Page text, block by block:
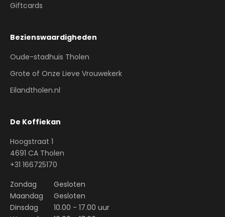
Giftcards
Bezienswaardigheden
Oude-stadhuis Tholen
Grote of Onze Lieve Vrouwekerk
Eilandtholen.nl
De Koffiekan
Hoogstraat 1
4691 CA Tholen
+31 166725170
Zondag
Gesloten
Maandag
Gesloten
Dinsdag
10.00 - 17.00 uur